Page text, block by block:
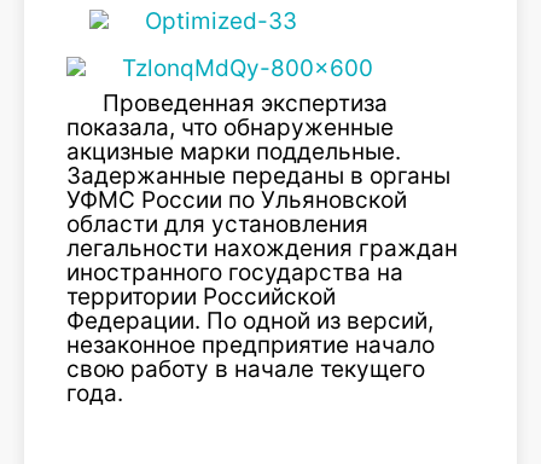
Проведенная экспертиза
показала, что обнаруженные
акцизные марки поддельные.
Задержанные переданы в органы
УФМС России по Ульяновской
области для установления
легальности нахождения граждан
иностранного государства на
территории Российской
Федерации. По одной из версий,
незаконное предприятие начало
свою работу в начале текущего
года.